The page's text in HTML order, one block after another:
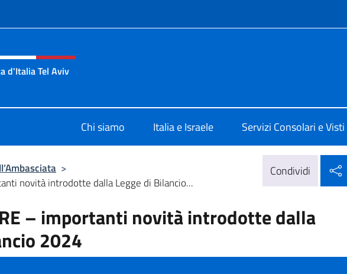
social e menù
d'Italia Tel Aviv
Chi siamo Italia e Israele Servizi Consolari e Visti
>
novità introdotte dalla Legge di Bilancio...
Condividi
– importanti novità introdotte dalla
2024